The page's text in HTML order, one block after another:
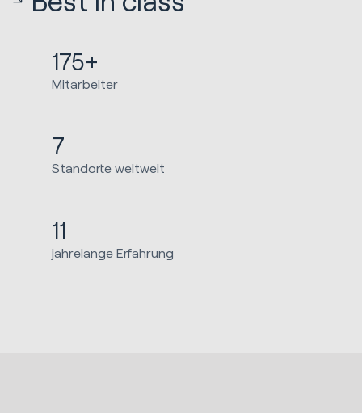
175+
Mitarbeiter
7
Standorte weltweit
11
jahrelange Erfahrung